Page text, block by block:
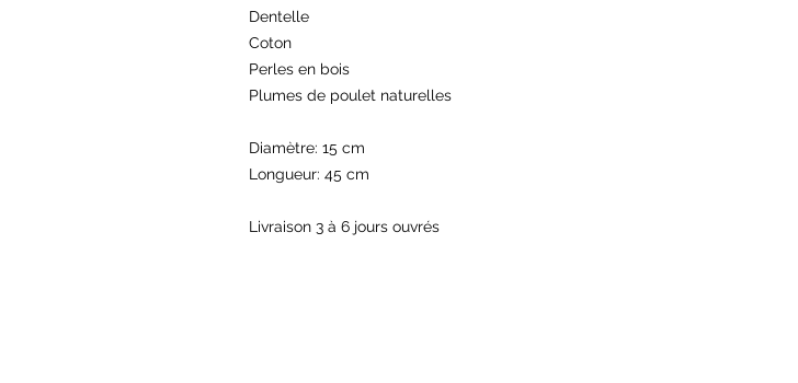
Dentelle
Coton
Perles en bois
Plumes de poulet naturelles
Diamètre: 15 cm
Longueur: 45 cm
Livraison 3 à 6 jours ouvrés